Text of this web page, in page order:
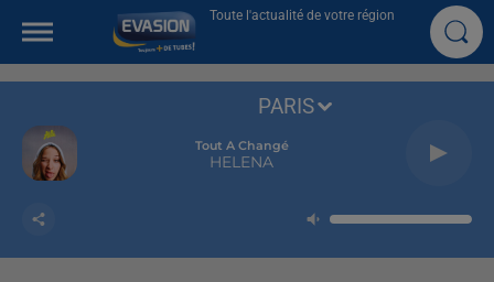
Toute l'actualité de votre région
Tout A Changé
HELENA
PARIS